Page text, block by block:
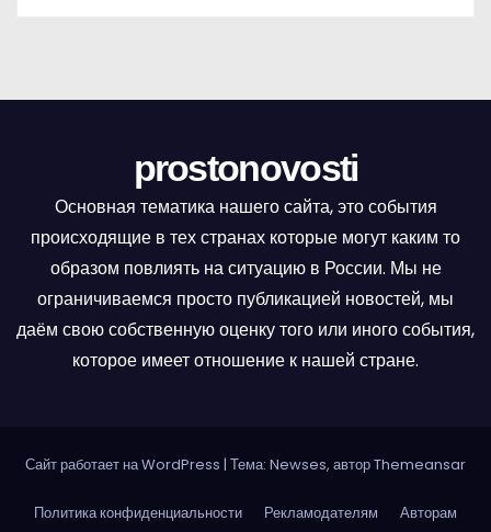
prostonovosti
Основная тематика нашего сайта, это события
происходящие в тех странах которые могут каким то
образом повлиять на ситуацию в России. Мы не
ограничиваемся просто публикацией новостей, мы
даём свою собственную оценку того или иного события,
которое имеет отношение к нашей стране.
Сайт работает на WordPress | Тема: Newses, авторThemeansar
Политика конфиденциальности Рекламодателям Авторам